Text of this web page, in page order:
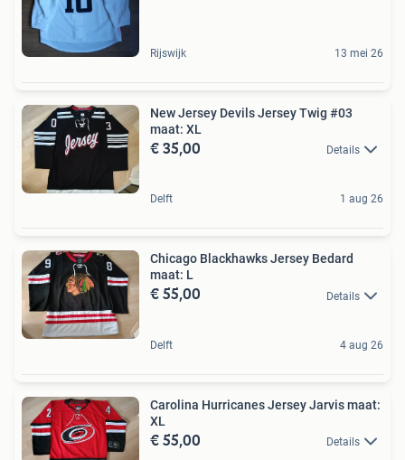
Rijswijk 13 mei 26
New Jersey Devils Jersey Twig #03
maat: XL
€ 35,00 Details
Delft 1 aug 26
Chicago Blackhawks Jersey Bedard
maat: L
€ 55,00 Details
Delft 4 aug 26
Carolina Hurricanes Jersey Jarvis maat:
XL
€ 55,00 Details